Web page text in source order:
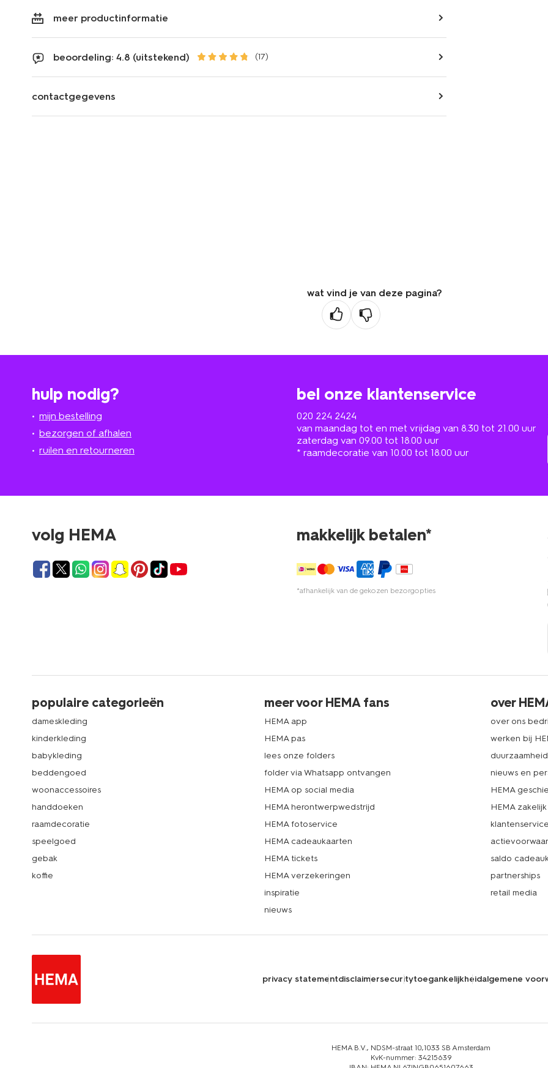
meer productinformatie
beoordeling: 4.8 (uitstekend) (17)
contactgegevens
wat vind je van deze pagina?
hulp nodig?
mijn bestelling
bezorgen of afhalen
ruilen en retourneren
bel onze klantenservice
020 224 2424
van maandag tot en met vrijdag van 8.30 tot 21.00 uur
zaterdag van 09.00 tot 18.00 uur
* raamdecoratie van 10.00 tot 18.00 uur
volg HEMA makkelijk betalen*
*afhankelijk van de gekozen bezorgopties
populaire categorieën
dameskleding
kinderkleding
babykleding
beddengoed
woonaccessoires
handdoeken
raamdecoratie
speelgoed
gebak
koffie
meer voor HEMA fans
HEMA app
HEMA pas
lees onze folders
folder via Whatsapp ontvangen
HEMA op social media
HEMA herontwerpwedstrijd
HEMA fotoservice
HEMA cadeaukaarten
HEMA tickets
HEMA verzekeringen
inspiratie
nieuws
over
over ons
werken bij
duurzaamheid
nieuws en
HEMA
HEMA zakelijk
klantenservice
saldo
partnerships
retail media
privacy statementdisclaimersecuritytoegankelijkheidalgemene
HEMA B.V., NDSM-straat 10,1033 SB Amsterdam
KvK-nummer: 34215639